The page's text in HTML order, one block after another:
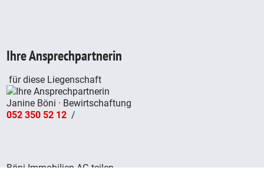
Ihre Ansprechpartnerin
für diese Liegenschaft
Janine Böni · Bewirtschaftung
052 350 52 12 /
Böni Immobilien AG teilen